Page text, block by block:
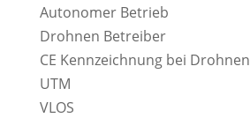
Autonomer Betrieb
Drohnen Betreiber
CE Kennzeichnung bei Drohnen
UTM
VLOS